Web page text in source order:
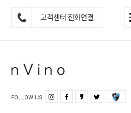
FOLLOW US